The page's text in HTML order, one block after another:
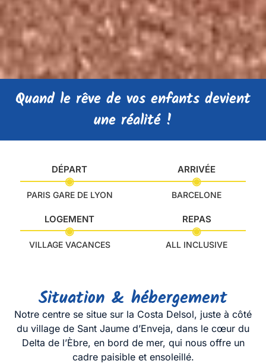
Quand le rêve de vos enfants devient
une réalité !
DÉPART
◉
PARIS GARE DE LYON
ARRIVÉE
◉
BARCELONE
LOGEMENT
◉
VILLAGE VACANCES
REPAS
◉
ALL INCLUSIVE
Situation & hébergement
Notre centre se situe sur la Costa Delsol, juste à côté
du village de Sant Jaume d’Enveja, dans le cœur du
Delta de l’Èbre, en bord de mer, qui nous offre un
cadre paisible et ensoleillé.